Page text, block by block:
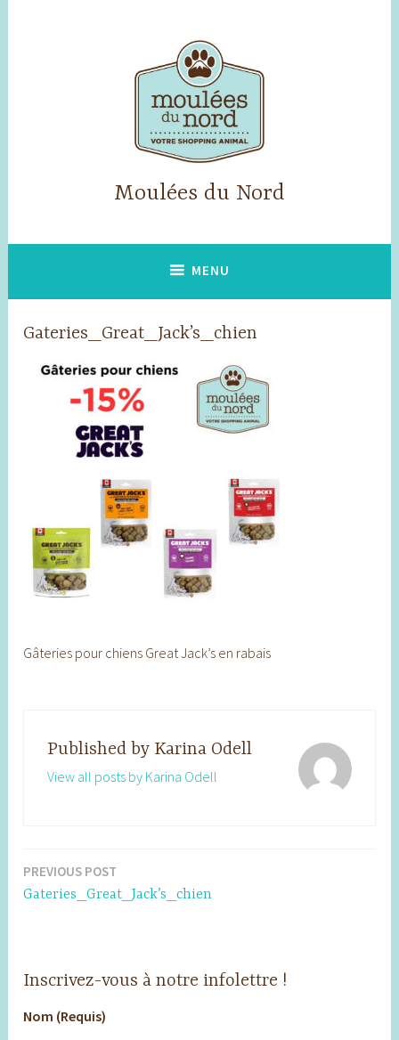
Moulées du Nord
MENU
Gateries_Great_Jack’s_chien
Gâteries pour chiens Great Jack’s en rabais
Published by Karina Odell
View all posts by Karina Odell
Post
navigation
PREVIOUS POST
Gateries_Great_Jack’s_chien
Inscrivez-vous à notre infolettre !
Nom (Requis)